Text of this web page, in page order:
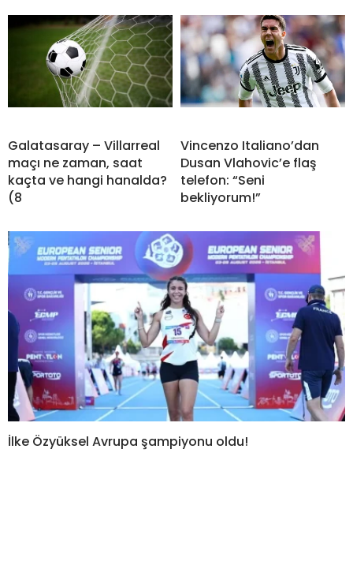
Galatasaray – Villarreal
maçı ne zaman, saat
kaçta ve hangi hanalda?
(8
Vincenzo Italiano’dan
Dusan Vlahovic’e flaş
telefon: “Seni
bekliyorum!”
İlke Özyüksel Avrupa şampiyonu oldu!